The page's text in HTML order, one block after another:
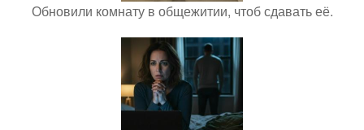
Обновили комнату в общежитии, чтоб сдавать её.